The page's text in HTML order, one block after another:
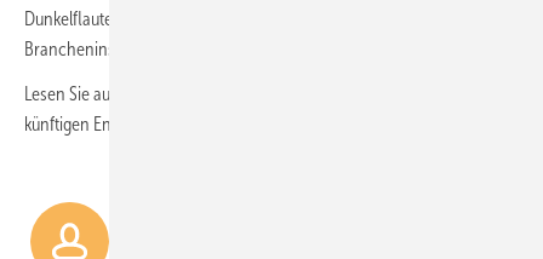
Dunkelflaute wissen sollten, erklären Wissenschaftler und
Brancheninsider.
Lesen Sie auch, welche Rolle Großspeicher und Wasserstoff im
künftigen Energiesystem spielen können.